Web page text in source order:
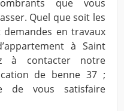
que vous
Quel que soit les
en travaux
à Saint
à contacter notre
de benne 37 ;
de vous satisfaire